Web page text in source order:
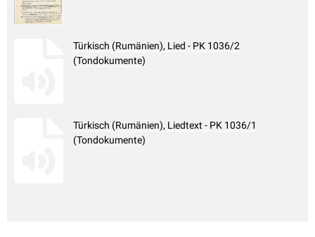
Türkisch (Rumänien), Lied - PK 1036/2
(Tondokumente)
Türkisch (Rumänien), Liedtext - PK 1036/1
(Tondokumente)